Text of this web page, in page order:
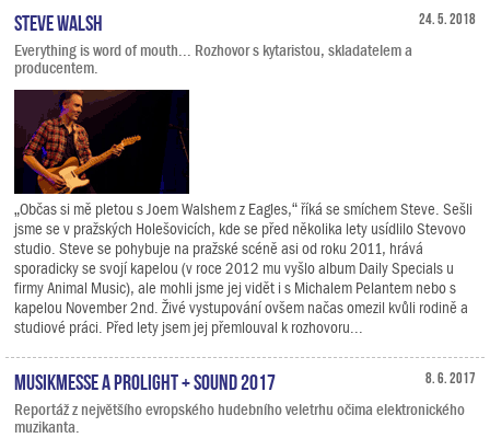
24. 5. 2018
Steve Walsh
Everything is word of mouth... Rozhovor s kytaristou, skladatelem a
producentem.
„Občas si mě pletou s Joem Walshem z Eagles,“ říká se smíchem Steve. Sešli
jsme se v pražských Holešovicích, kde se před několika lety usídlilo Stevovo
studio. Steve se pohybuje na pražské scéně asi od roku 2011, hrává
sporadicky se svojí kapelou (v roce 2012 mu vyšlo album Daily Specials u
firmy Animal Music), ale mohli jsme jej vidět i s Michalem Pelantem nebo s
kapelou November 2nd. Živé vystupování ovšem načas omezil kvůli rodině a
studiové práci. Před lety jsem jej přemlouval k rozhovoru...
8. 6. 2017
Musikmesse a Prolight + Sound 2017
Reportáž z největšího evropského hudebního veletrhu očima elektronického
muzikanta.